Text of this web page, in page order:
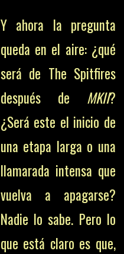
Y ahora la pregunta
queda en el aire: ¿qué
será de The Spitfires
después de MKII?
¿Será este el inicio de
una etapa larga o una
llamarada intensa que
vuelva a apagarse?
Nadie lo sabe. Pero lo
que está claro es que,